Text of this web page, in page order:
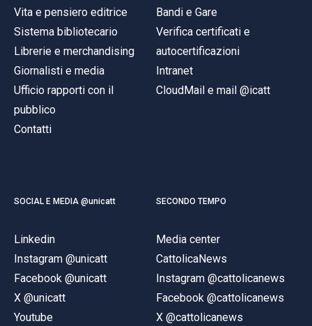
Vita e pensiero editrice
Sistema bibliotecario
Librerie e merchandising
Giornalisti e media
Ufficio rapporti con il
pubblico
Contatti
Bandi e Gare
Verifica certificati e
autocertificazioni
Intranet
CloudMail e mail @icatt
SOCIAL E MEDIA @unicatt
Linkedin
Instagram @unicatt
Facebook @unicatt
X @unicatt
Youtube
SECONDO TEMPO
Media center
CattolicaNews
Instagram @cattolicanews
Facebook @cattolicanews
X @cattolicanews